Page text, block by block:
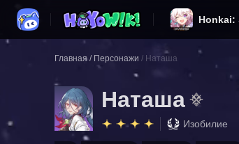
Honkai:
Главная / Персонажи / Наташа
Наташа
Изобилие